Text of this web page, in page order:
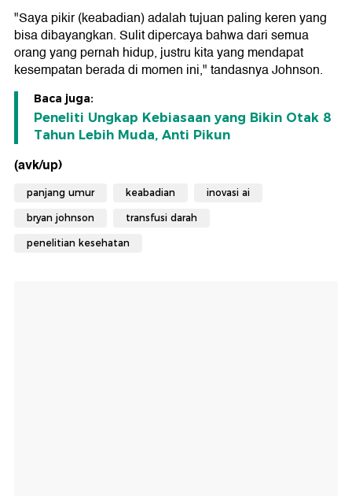
"Saya pikir (keabadian) adalah tujuan paling keren yang
bisa dibayangkan. Sulit dipercaya bahwa dari semua
orang yang pernah hidup, justru kita yang mendapat
kesempatan berada di momen ini," tandasnya Johnson.
Baca juga:
Peneliti Ungkap Kebiasaan yang Bikin Otak 8
Tahun Lebih Muda, Anti Pikun
(avk/up)
panjang umur keabadian inovasi ai
bryan johnson transfusi darah
penelitian kesehatan